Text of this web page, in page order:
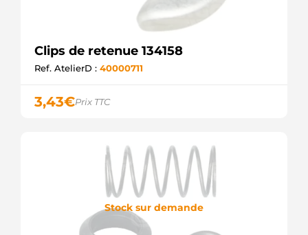
Clips de retenue 134158
Ref. AtelierD : 40000711
3,43€Prix TTC
Stock sur demande